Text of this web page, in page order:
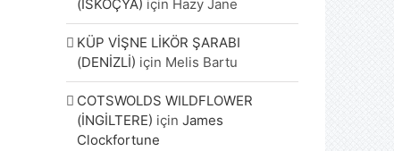
(İSKOÇYA) için Hazy Jane
KÜP VİŞNE LİKÖR ŞARABI
(DENİZLİ) için Melis Bartu
COTSWOLDS WILDFLOWER
(İNGİLTERE) içinJames
Clockfortune